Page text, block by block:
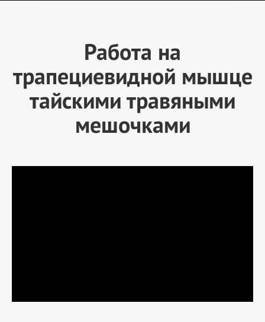
Работа на
трапециевидной мышце
тайскими травяными
мешочками